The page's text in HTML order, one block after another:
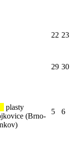
22 23
29 30
plasty
(Brno-
5 6